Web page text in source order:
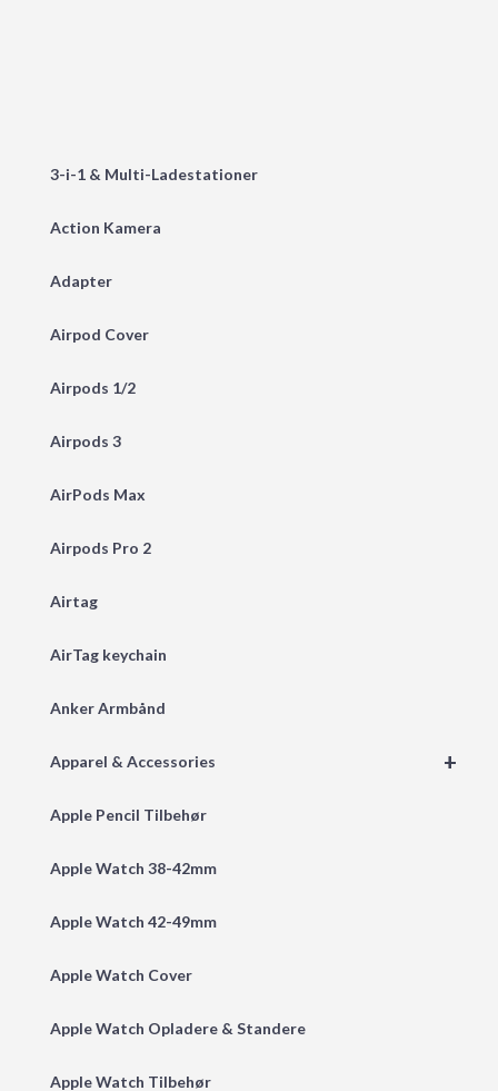
3-i-1 & Multi-Ladestationer
Action Kamera
Adapter
Airpod Cover
Airpods 1/2
Airpods 3
AirPods Max
Airpods Pro 2
Airtag
AirTag keychain
Anker Armbånd
+
Apparel & Accessories
Apple Pencil Tilbehør
Apple Watch 38-42mm
Apple Watch 42-49mm
Apple Watch Cover
Apple Watch Opladere & Standere
Apple Watch Tilbehør